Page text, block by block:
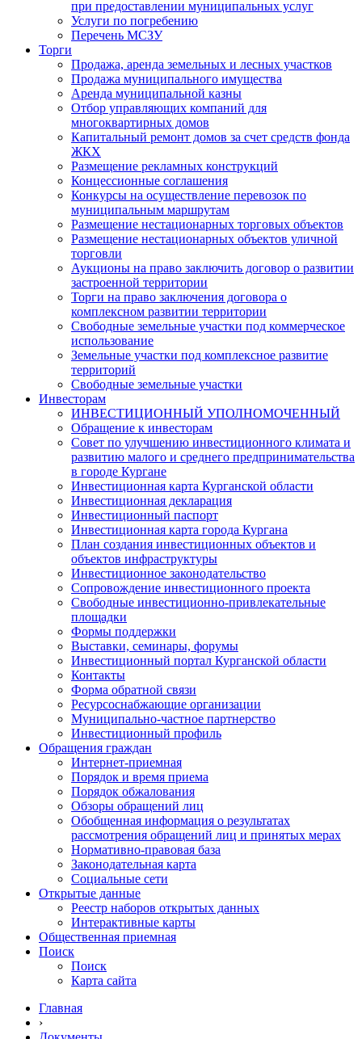
при предоставлении муниципальных услуг
Услуги по погребению
Перечень МСЗУ
Торги
Продажа, аренда земельных и лесных участков
Продажа муниципального имущества
Аренда муниципальной казны
Отбор управляющих компаний для
многоквартирных домов
Капитальный ремонт домов за счет средств фонда
ЖКХ
Размещение рекламных конструкций
Концессионные соглашения
Конкурсы на осуществление перевозок по
муниципальным маршрутам
Размещение нестационарных торговых объектов
Размещение нестационарных объектов уличной
торговли
Аукционы на право заключить договор о развитии
застроенной территории
Торги на право заключения договора о
комплексном развитии территории
Свободные земельные участки под коммерческое
использование
Земельные участки под комплексное развитие
территорий
Свободные земельные участки
Инвесторам
ИНВЕСТИЦИОННЫЙ УПОЛНОМОЧЕННЫЙ
Обращение к инвесторам
Совет по улучшению инвестиционного климата и
развитию малого и среднего предпринимательства
в городе Кургане
Инвестиционная карта Курганской области
Инвестиционная декларация
Инвестиционный паспорт
Инвестиционная карта города Кургана
План создания инвестиционных объектов и
объектов инфраструктуры
Инвестиционное законодательство
Сопровождение инвестиционного проекта
Свободные инвестиционно-привлекательные
площадки
Формы поддержки
Выставки, семинары, форумы
Инвестиционный портал Курганской области
Контакты
Форма обратной связи
Ресурсоснабжающие организации
Муниципально-частное партнерство
Инвестиционный профиль
Обращения граждан
Интернет-приемная
Порядок и время приема
Порядок обжалования
Обзоры обращений лиц
Обобщенная информация о результатах
рассмотрения обращений лиц и принятых мерах
Нормативно-правовая база
Законодательная карта
Социальные сети
Открытые данные
Реестр наборов открытых данных
Интерактивные карты
Общественная приемная
Поиск
Поиск
Карта сайта
Главная
›